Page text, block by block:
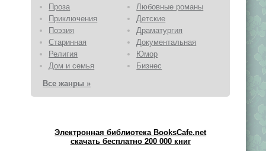
Проза
Любовные романы
Приключения
Детские
Поэзия
Драматургия
Старинная
Документальная
Религия
Юмор
Дом и семья
Бизнес
Все жанры »
Электронная библиотека BooksCafe.net
скачать бесплатно 200 000 книг